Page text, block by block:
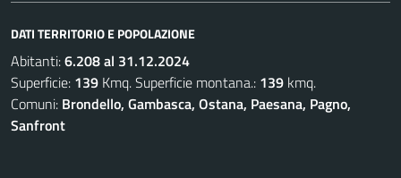
DATI TERRITORIO E POPOLAZIONE
Abitanti:6.208 al 31.12.2024
Superficie: 139 Kmq. Superficie montana.: 139 kmq.
Comuni: Brondello, Gambasca, Ostana, Paesana, Pagno,
Sanfront